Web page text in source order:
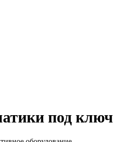
под ключ